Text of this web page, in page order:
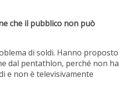
che il pubblico non può
di soldi. Hanno proposto
dal pentathlon, perché non ha
e non è televisivamente